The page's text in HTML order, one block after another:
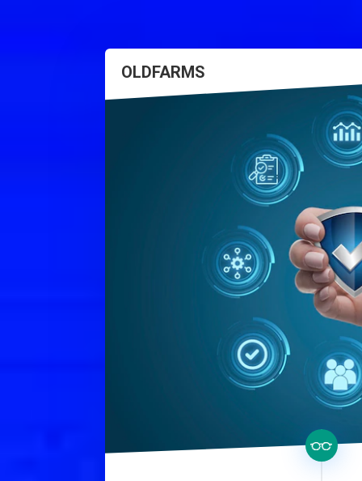
OLDFARMS